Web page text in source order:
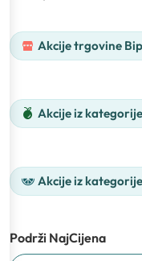
Akcije trgovine
Akcije iz
Akcije iz
Podrži NajCijena